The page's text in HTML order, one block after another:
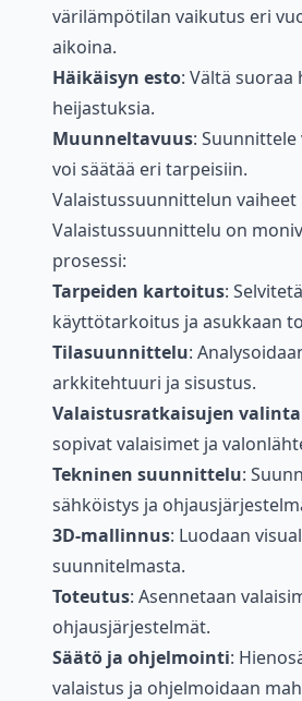
värilämpötilan vaikutus eri
aikoina.
Häikäisyn esto: Vältä suoraa
heijastuksia.
Muunneltavuus:
voi säätää eri tarpeisiin.
Valaistussuunnittelun vaiheet
Valaistussuunnittelu on
prosessi:
Tarpeiden kartoitus:
käyttötarkoitus ja asukkaan
Tilasuunnittelu:
arkkitehtuuri ja sisustus.
Valaistusratkaisujen valinta
sopivat valaisimet ja
Tekninen suunnittelu:
sähköistys ja
3D-mallinnus: Luodaan
suunnitelmasta.
Toteutus: Asennetaan
ohjausjärjestelmät.
Säätö ja ohjelmointi:
valaistus ja ohjelmoidaan